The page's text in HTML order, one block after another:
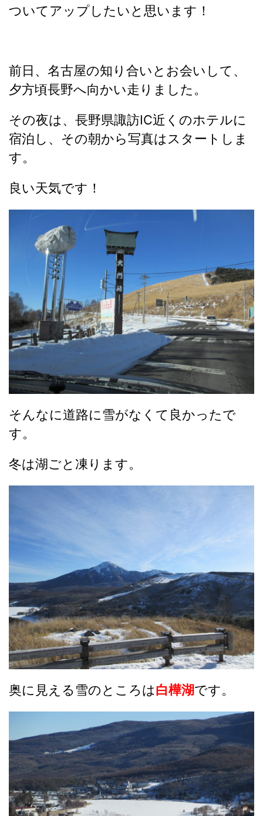
ついてアップしたいと思います！
前日、名古屋の知り合いとお会いして、
夕方頃長野へ向かい走りました。
その夜は、長野県諏訪IC近くのホテルに
宿泊し、その朝から写真はスタートしま
す。
良い天気です！
そんなに道路に雪がなくて良かったで
す。
冬は湖ごと凍ります。
奥に見える雪のところは白樺湖です。